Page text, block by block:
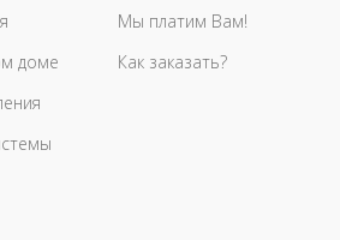
доме
Мы платим Вам!
Как заказать?